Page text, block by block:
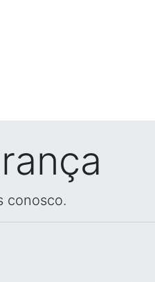
conosco.